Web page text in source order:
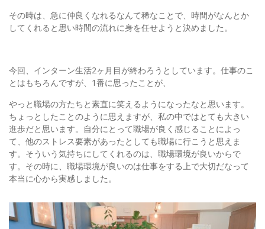
その時は、急に仲良くなれるなんて稀なことで、時間がなんとか
してくれると思い時間の流れに身を任せようと決めました。
今回、インターン生活2ヶ月目が終わろうとしています。仕事のこ
とはもちろんですが、1番に思ったことが、
やっと職場の方たちと素直に笑えるようになったなと思います。
ちょっとしたことのように思えますが、私の中ではとても大きい
進歩だと思います。自分にとって職場が良く感じることによっ
て、他のストレス要素があったとしても職場に行こうと思えま
す。そういう気持ちにしてくれるのは、職場環境が良いからで
す。その時に、職場環境が良いのは仕事をする上で大切だなって
本当に心から実感しました。